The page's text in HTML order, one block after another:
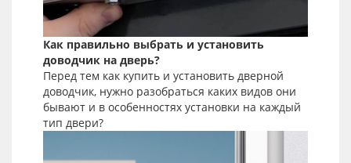
Как правильно выбрать и установить
доводчик на дверь?
Перед тем как купить и установить дверной
доводчик, нужно разобраться каких видов они
бывают и в особенностях установки на каждый
тип двери?